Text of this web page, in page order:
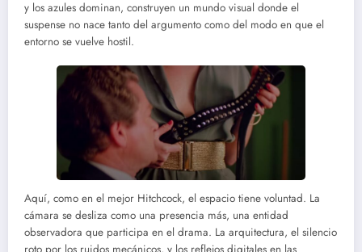
y los azules dominan, construyen un mundo visual donde el
suspense no nace tanto del argumento como del modo en que el
entorno se vuelve hostil.
Aquí, como en el mejor Hitchcock, el espacio tiene voluntad. La
cámara se desliza como una presencia más, una entidad
observadora que participa en el drama. La arquitectura, el silencio
roto por los ruidos mecánicos, y los reflejos digitales en las